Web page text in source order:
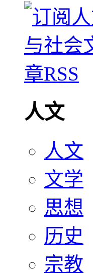
人文
人文
文学
思想
历史
宗教